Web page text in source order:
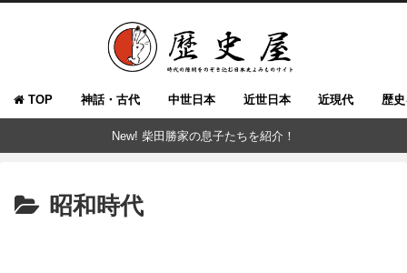
TOP 神話・古代 中世日本 近世日本 近現代 歴
New! 柴田勝家の息子たちを紹介！
昭和時代